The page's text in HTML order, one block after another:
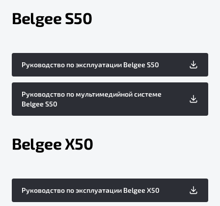
Belgee S50
Руководство по эксплуатации Belgee S50
Руководство по мультимедийной системе
Belgee S50
Belgee X50
Руководство по эксплуатации Belgee X50